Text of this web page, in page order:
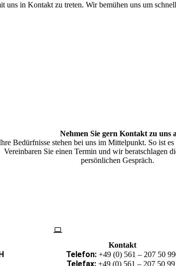
uns in Kontakt zu treten. Wir bemühen uns um
Nehmen Sie gern Kontakt zu uns
Bedürfnisse stehen bei uns im Mittelpunkt. So ist
Vereinbaren Sie einen Termin und wir beratschlagen
persönlichen Gespräch.
Kontakt
Telefon:+49 (0) 561 – 207 50
Telefax:+49 (0) 561 – 207 50